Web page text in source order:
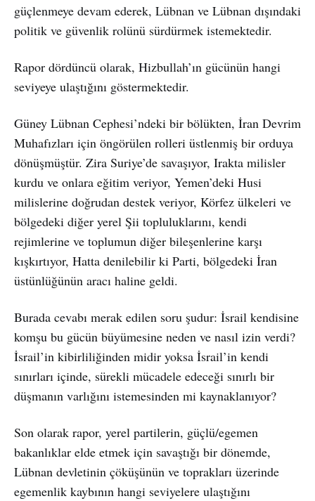
güçlenmeye devam ederek, Lübnan ve Lübnan dışındaki
politik ve güvenlik rolünü sürdürmek istemektedir.
Rapor dördüncü olarak, Hizbullah’ın gücünün hangi
seviyeye ulaştığını göstermektedir.
Güney Lübnan Cephesi’ndeki bir bölükten, İran Devrim
Muhafızları için öngörülen rolleri üstlenmiş bir orduya
dönüşmüştür. Zira Suriye’de savaşıyor, Irakta milisler
kurdu ve onlara eğitim veriyor, Yemen’deki Husi
milislerine doğrudan destek veriyor, Körfez ülkeleri ve
bölgedeki diğer yerel Şii topluluklarını, kendi
rejimlerine ve toplumun diğer bileşenlerine karşı
kışkırtıyor, Hatta denilebilir ki Parti, bölgedeki İran
üstünlüğünün aracı haline geldi.
Burada cevabı merak edilen soru şudur: İsrail kendisine
komşu bu gücün büyümesine neden ve nasıl izin verdi?
İsrail’in kibirliliğinden midir yoksa İsrail’in kendi
sınırları içinde, sürekli mücadele edeceği sınırlı bir
düşmanın varlığını istemesinden mi kaynaklanıyor?
Son olarak rapor, yerel partilerin, güçlü/egemen
bakanlıklar elde etmek için savaştığı bir dönemde,
Lübnan devletinin çöküşünün ve toprakları üzerinde
egemenlik kaybının hangi seviyelere ulaştığını